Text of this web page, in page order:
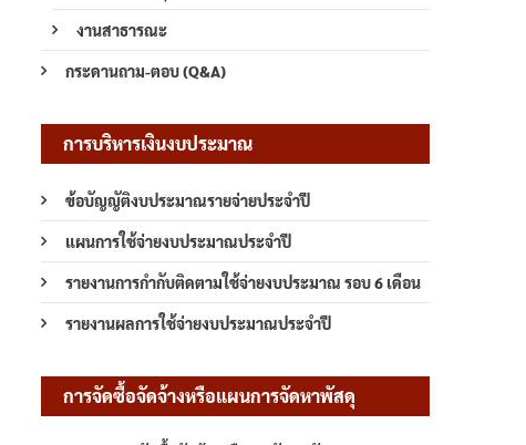
งานสาธารณะ
กระดานถาม-ตอบ (Q&A)
การบริหารเงินงบประมาณ
ข้อบัญญัติงบประมาณรายจ่ายประจำปี
แผนการใช้จ่ายงบประมาณประจำปี
รายงานการกำกับติดตามใช้จ่ายงบประมาณ รอบ 6 เดือน
รายงานผลการใช้จ่ายงบประมาณประจำปี
การจัดซื้อจัดจ้างหรือแผนการจัดหาพัสดุ